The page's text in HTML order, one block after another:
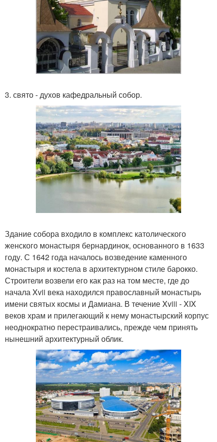
3. свято - духов кафедральный собор.
Здание собора входило в комплекс католического
женского монастыря бернардинок, основанного в 1633
году. С 1642 года началось возведение каменного
монастыря и костела в архитектурном стиле барокко.
Строители возвели его как раз на том месте, где до
начала Xvii века находился православный монастырь
имени святых космы и Дамиана. В течение Xviii - XIX
веков храм и прилегающий к нему монастырский корпус
неоднократно перестраивались, прежде чем принять
нынешний архитектурный облик.